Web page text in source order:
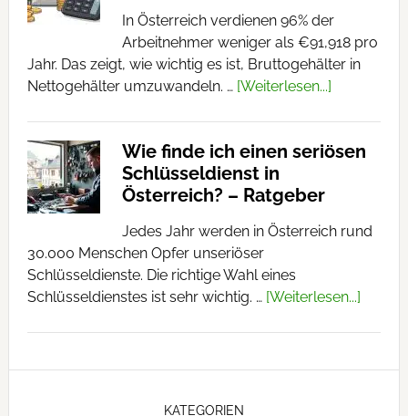
In Österreich verdienen 96% der
Arbeitnehmer weniger als €91,918 pro
Jahr. Das zeigt, wie wichtig es ist, Bruttogehälter in
Nettogehälter umzuwandeln. … [Weiterlesen...]
Wie finde ich einen seriösen
Schlüsseldienst in
Österreich? – Ratgeber
Jedes Jahr werden in Österreich rund
30.000 Menschen Opfer unseriöser
Schlüsseldienste. Die richtige Wahl eines
Schlüsseldienstes ist sehr wichtig. … [Weiterlesen...]
KATEGORIEN